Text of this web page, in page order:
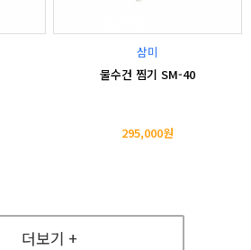
삼미
물수건 찜기 SM-40
295,000원
더보기 +